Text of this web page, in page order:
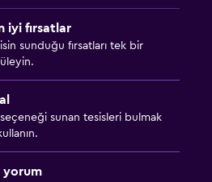
iyi fırsatlar
sunduğu fırsatları tek bir
sunan tesisleri bulmak
yorum